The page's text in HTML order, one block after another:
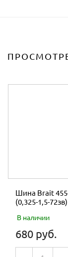
Шина Brait
(0,325-1,5-72зв)
В наличии
680 руб.